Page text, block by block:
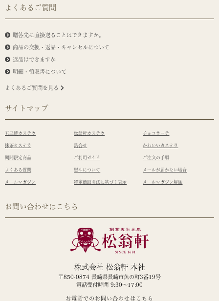
よくあるご質問
贈答先に直接送ることはできますか。
商品の交換・返品・キャンセルについて
返品はできますか
明細・領収書について
よくあるご質問を見る
サイトマップ
五三焼カステラ 松翁軒カステラ チョコラーテ
抹茶カステラ 詰合せ かわいいカステラ
期間限定商品 ご利用ガイド ご注文の手順
よくある質問 熨斗について メールが届かない場合
メールマガジン 特定商取引法に基づく表示 メールマガジン解除
お問い合わせはこちら
株式会社 松翁軒 本社
〒850-0874 長崎県長崎市魚の町3番19号
電話受付時間 9:30～17:00
お電話でのお問い合わせはこちら